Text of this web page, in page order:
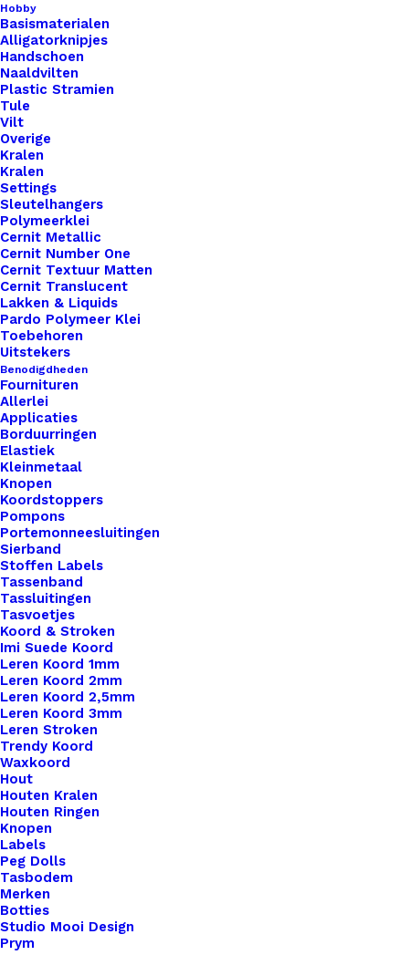
Hobby
Basismaterialen
Alligatorknipjes
Handschoen
Naaldvilten
Plastic Stramien
Tule
Vilt
Overige
Kralen
Kralen
Settings
Sleutelhangers
Polymeerklei
Cernit Metallic
Cernit Number One
Cernit Textuur Matten
Cernit Translucent
Lakken & Liquids
Pardo Polymeer Klei
Toebehoren
Uitstekers
Benodigdheden
Fournituren
Allerlei
Applicaties
Borduurringen
Elastiek
Kleinmetaal
Knopen
Koordstoppers
Pompons
Portemonneesluitingen
Sierband
Stoffen Labels
Tassenband
Tassluitingen
Tasvoetjes
Koord & Stroken
Imi Suede Koord
Leren Koord 1mm
Leren Koord 2mm
Leren Koord 2,5mm
Leren Koord 3mm
Leren Stroken
Trendy Koord
Waxkoord
Hout
Houten Kralen
Houten Ringen
Knopen
Labels
Peg Dolls
Tasbodem
Merken
Botties
Studio Mooi Design
Prym
Nog meer leuks!
Scheepjes Catona Soft Beige 406
€2,45